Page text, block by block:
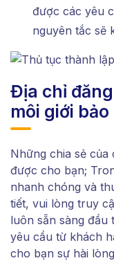
được các yêu
nguyên tắc sẽ
Địa chỉ
môi giới bảo
Những chia sẻ
được cho bạn;
nhanh chóng và
tiết, vui lòng truy
luôn sẵn sàng đầu
yêu cầu từ khách
cho bạn sự hài